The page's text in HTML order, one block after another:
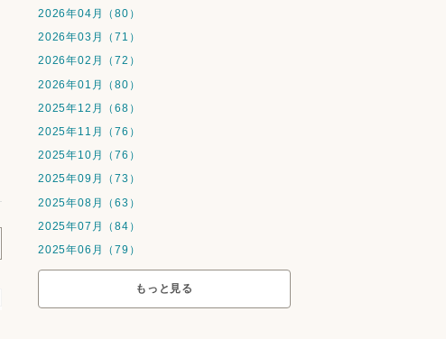
2026年04月（80）
2026年03月（71）
2026年02月（72）
2026年01月（80）
2025年12月（68）
2025年11月（76）
2025年10月（76）
2025年09月（73）
2025年08月（63）
2025年07月（84）
2025年06月（79）
もっと見る